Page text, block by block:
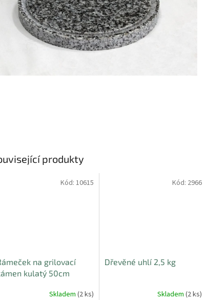
produkty
na grilovací
kulatý 50cm
Skladem (2 ks)
Kód: 10615
Dřevěné uhlí 2,5 kg
Skladem (2 ks)
Kód: 2966